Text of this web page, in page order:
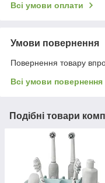
Всі умови оплати
Умови повернення
Повернення товару
Всі умови повернення
Подібні товари